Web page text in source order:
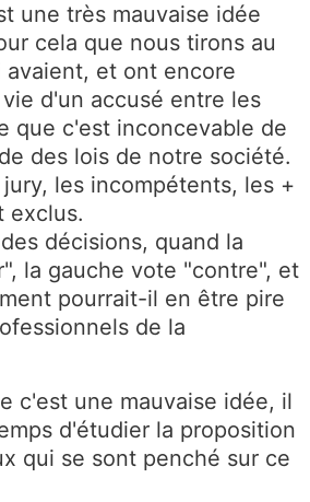
une très mauvaise idée
cela que nous tirons au
et ont encore
d'un accusé entre les
que c'est inconcevable de
des lois de notre société.
les incompétents, les +
exclus.
décisions, quand la
la gauche vote "contre", et
pourrait-il en être pire
de la
c'est une mauvaise idée, il
d'étudier la proposition
qui se sont penché sur ce